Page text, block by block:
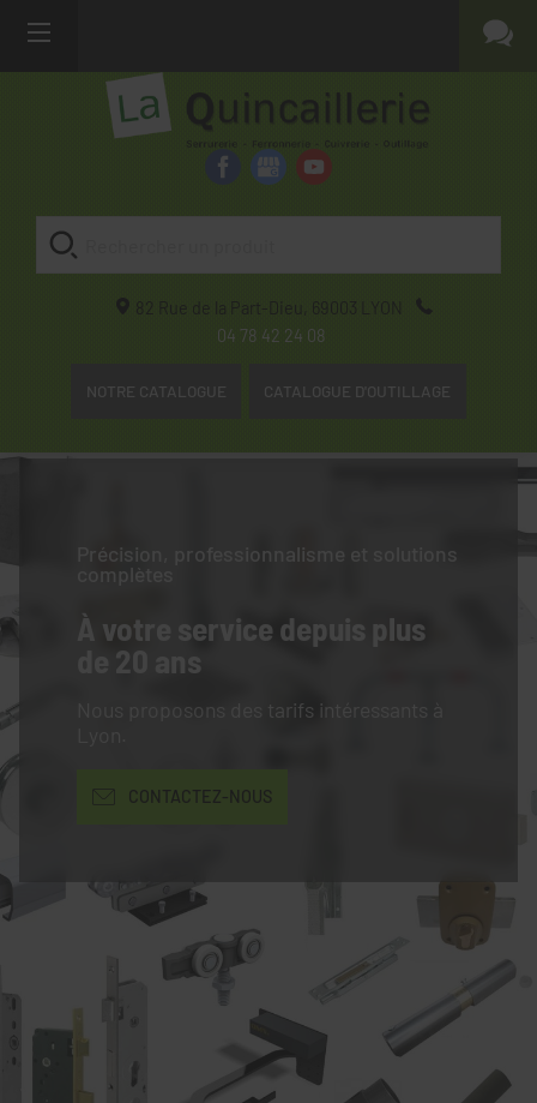
82 Rue de la Part-Dieu, 69003
LYON
04 78 42 24 08
NOTRE CATALOGUE CATALOGUE D'OUTILLAGE
Précision, professionnalisme et solutions
complètes
À votre service depuis plus
de 20 ans
Nous proposons des tarifs intéressants à
CONTACTEZ-NOUS